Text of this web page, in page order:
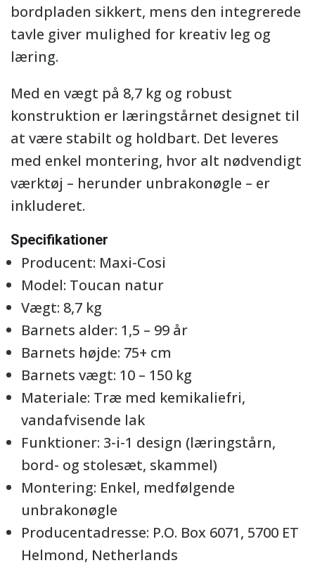
bordpladen sikkert, mens den integrerede
tavle giver mulighed for kreativ leg og
læring.
Med en vægt på 8,7 kg og robust
konstruktion er læringstårnet designet til
at være stabilt og holdbart. Det leveres
med enkel montering, hvor alt nødvendigt
værktøj – herunder unbrakonøgle – er
inkluderet.
Specifikationer
Producent: Maxi-Cosi
Model: Toucan natur
Vægt: 8,7 kg
Barnets alder: 1,5 – 99 år
Barnets højde: 75+ cm
Barnets vægt: 10 – 150 kg
Materiale: Træ med kemikaliefri,
vandafvisende lak
Funktioner: 3-i-1 design (læringstårn,
bord- og stolesæt, skammel)
Montering: Enkel, medfølgende
unbrakonøgle
Producentadresse: P.O. Box 6071, 5700 ET
Helmond, Netherlands